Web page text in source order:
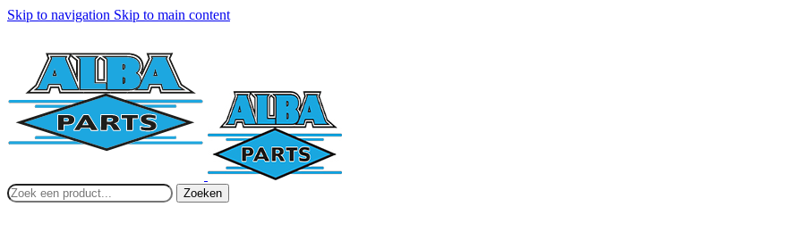
Skip to navigation Skip to main content
Zoeken